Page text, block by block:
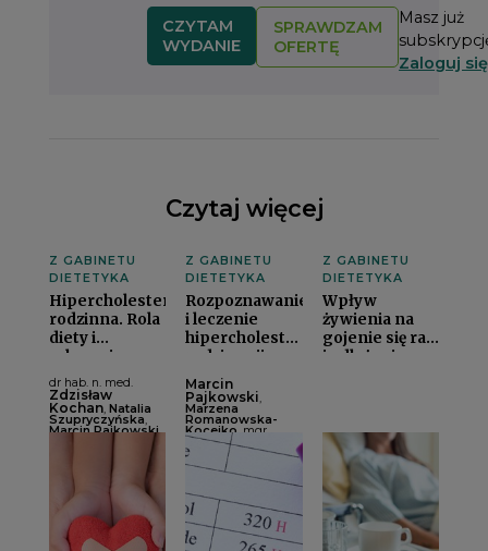
CZYTAM
WYDANIE
SPRAWDZAM
OFERTĘ
Masz już
Zaloguj
Czytaj więcej
Z GABINETU
DIETETYKA
Hipercholesterolemia
rodzinna. Rola
diety i
zalecenia
żywieniowei
dr hab. n. med.
Zdzisław
Kochan, Natalia
Szupryczyńska,
Marcin Pajkowski,
Aleksandra
Michalska-
Grzonkowska , dr
n. med., MBA
Krzysztof Chlebus
Z GABINETU
DIETETYKA
Rozpoznawanie
i leczenie
hipercholesterolemii
rodzinneji
Marcin
Pajkowski,
Marzena
Romanowska-
Kocejko , mgr
Aleksandra
Michalska-
Grzonkowska
n. med., MBA
Krzysztof Chlebus
Z GABINETU
DIETETYKA
Wpływ
żywienia na
gojenie się ran
i odleżyni